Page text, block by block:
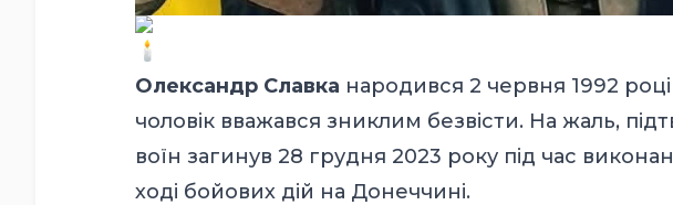
Олександр Славка народився 2 червня 1992
чоловік вважався зниклим безвісти. На жаль,
воїн загинув 28 грудня 2023 року під час
ході бойових дій на Донеччині.